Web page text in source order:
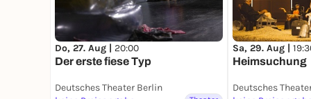
Do, 27. Aug | 20:00
Der erste fiese Typ
Deutsches Theater Berlin
Sa, 29. Aug |
Heimsuchung
Deutsches